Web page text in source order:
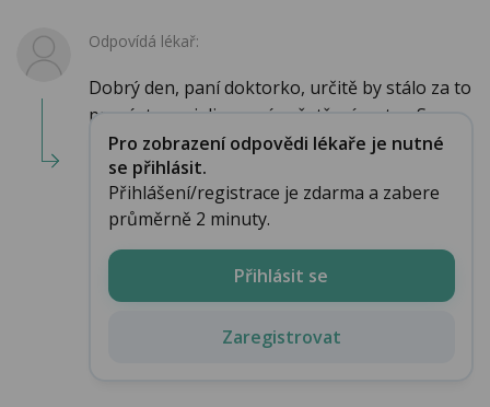
Odpovídá lékař:
Dobrý den, paní doktorko, určitě by stálo za to
provést specializované vyšetření na tzv. S...
Pro zobrazení odpovědi lékaře je nutné
se přihlásit.
Přihlášení/registrace je zdarma a zabere
průměrně 2 minuty.
Přihlásit se
Zaregistrovat